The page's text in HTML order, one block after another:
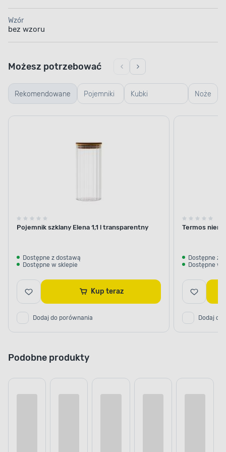
Wzór
bez wzoru
Rekomendowane Pojemniki
szklane
Kubki
termiczne i
Noże
Możesz potrzebować
Pojemnik szklany Elena 1,1 l transparentny
Dostępne z dostawą
Dostępne w sklepie
Kup teraz
Dodaj do porównania
Termos
Dostępne z
Dostępne w
Dodaj do
Podobne produkty
Cena online